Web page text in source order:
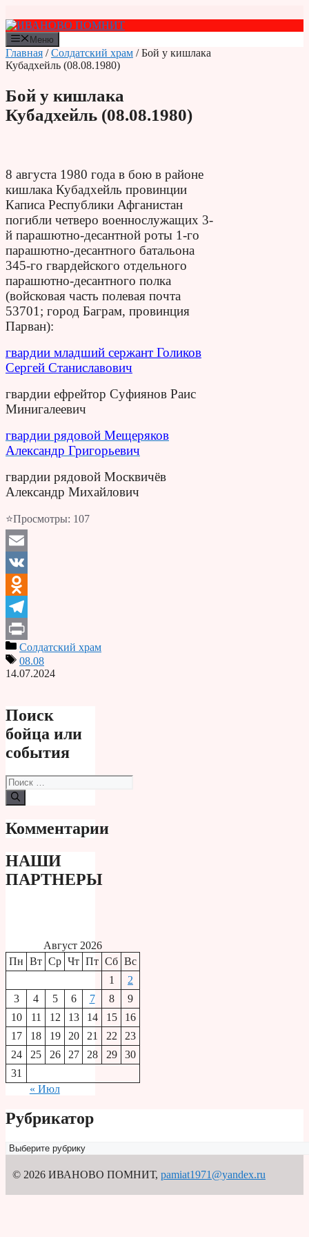
к
содержимому
Меню
Главная /Солдатский храм / Бой у кишлака
Кубадхейль (08.08.1980)
Бой у кишлака
Кубадхейль (08.08.1980)
8 августа 1980 года в бою в районе
кишлака Кубадхейль провинции
Каписа Республики Афганистан
погибли четверо военнослужащих 3-
й парашютно-десантной роты 1-го
парашютно-десантного батальона
345-го гвардейского отдельного
парашютно-десантного полка
(войсковая часть полевая почта
53701; город Баграм, провинция
Парван):
гвардии младший сержант Голиков
Сергей Станиславович
гвардии ефрейтор Суфиянов Раис
Минигалеевич
гвардии рядовой Мещеряков
Александр Григорьевич
гвардии рядовой Москвичёв
Александр Михайлович
⭐Просмотры: 107
Email
VK
Odnoklassniki
Telegram
PrintСолдатский храм
08.08
14.07.2024
Поиск
бойца или
события
Поиск:
Комментарии
НАШИ
ПАРТНЕРЫ
Август 2026
Пн Вт Ср Чт Пт Сб Вс
1
2
3
4 5 6 7 8
9
10
11 12 13 14 15
16
17
18 19 20 21 22
23
24
25 26 27 28 29
30
31
« Июл
Рубрикатор
Рубрикатор
© 2026 ИВАНОВО ПОМНИТ, pamiat1971@yandex.ru